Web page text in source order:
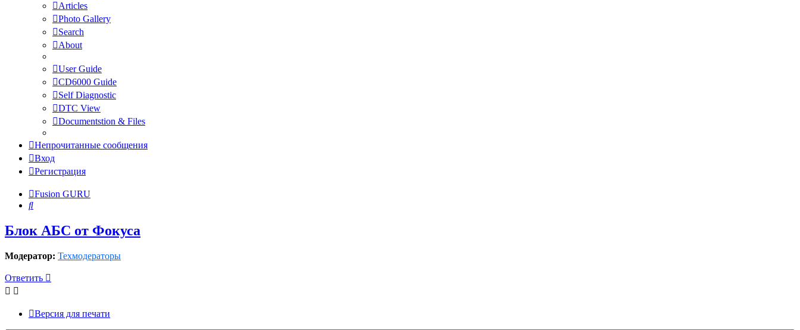
Articles
Photo Gallery
Search
About
User Guide
CD6000 Guide
Self Diagnostic
DTC View
Documentstion & Files
Непрочитанные сообщения
Вход
Регистрация
Fusion GURU
Поиск
Блок АБС от Фокуса
Модератор: Техмодераторы
Ответить
Версия для печати